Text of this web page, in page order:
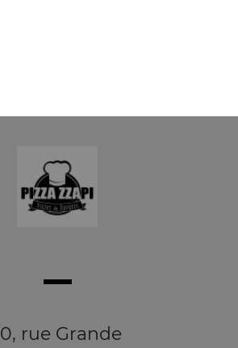
rue Grande